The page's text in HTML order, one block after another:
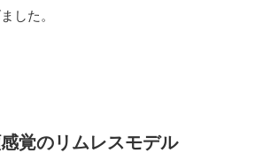
した。
覚のリムレスモデル